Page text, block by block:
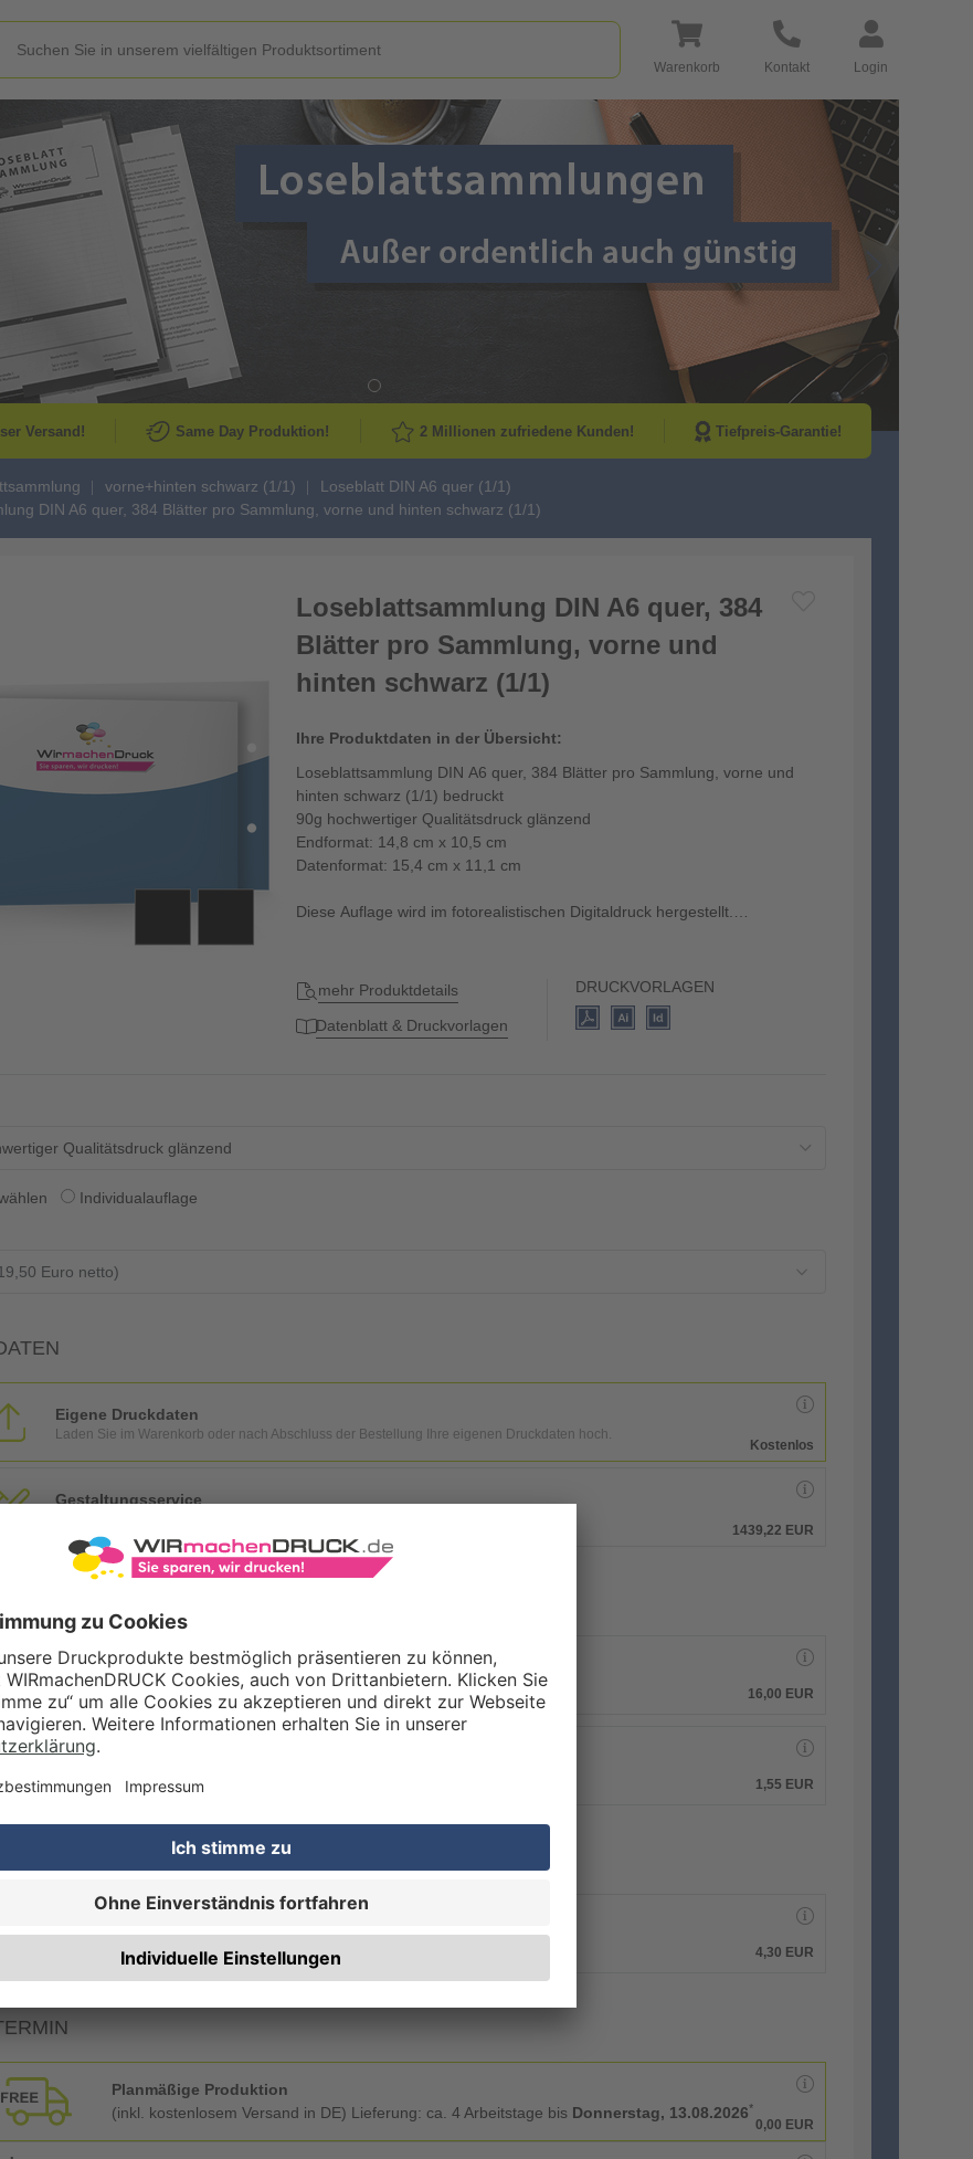
Warenkorb Kontakt Login
Go to Next
Versand! Same Day Produktion! 2 Millionen zufriedene Kunden! Tiefpreis-Garantie!
vorne+hinten schwarz (1/1)
Loseblatt DIN A6 quer (1/1)
DIN A6 quer, 384 Blätter pro Sammlung, vorne und hinten schwarz (1/1)
Loseblattsammlung DIN A6 quer, 384
Blätter pro Sammlung, vorne und
hinten schwarz (1/1)
Ihre Produktdaten in der Übersicht:
Loseblattsammlung DIN A6 quer, 384 Blätter pro Sammlung, vorne und
hinten schwarz (1/1) bedruckt
90g hochwertiger Qualitätsdruck glänzend
Endformat: 14,8 cm x 10,5 cm
Datenformat: 15,4 cm x 11,1 cm
Diese Auflage wird im fotorealistischen Digitaldruck hergestellt.
mehr Produktdetails
Datenblatt & Druckvorlagen
DRUCKVORLAGEN
Qualitätsdruck glänzend
Individualauflage
Eigene Druckdaten
Laden Sie im Warenkorb oder nach Abschluss der Bestellung Ihre eigenen Druckdaten hoch.
Kostenlos
Gestaltungsservice
1439,22 EUR
Qualitätskontrolle (von Experten empf.)
16,00 EUR
1,55 EUR
& VEREDELUNG
Abheftlochung (2 Loch)
4,30 EUR
Planmäßige Produktion
(inkl. kostenlosem Versand in DE) Lieferung: ca. 4 Arbeitstage bis Donnerstag, 13.08.2026*
0,00 EUR